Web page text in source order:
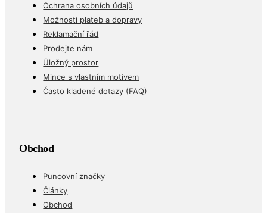
Ochrana osobních údajů
Možnosti plateb a dopravy
Reklamační řád
Prodejte nám
Úložný prostor
Mince s vlastním motivem
Často kladené dotazy (FAQ)
Obchod
Puncovní značky
Články
Obchod